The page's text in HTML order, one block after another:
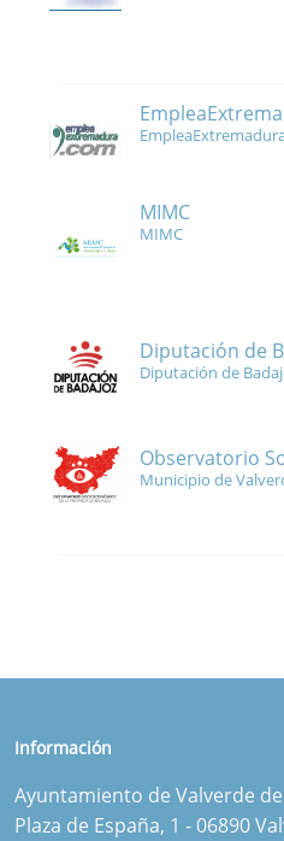
MIMC
MIMC
Diputación de
Diputación de
Observatorio
Municipio de
Información
Ayuntamiento de Valverde
Plaza de España, 1 - 06890